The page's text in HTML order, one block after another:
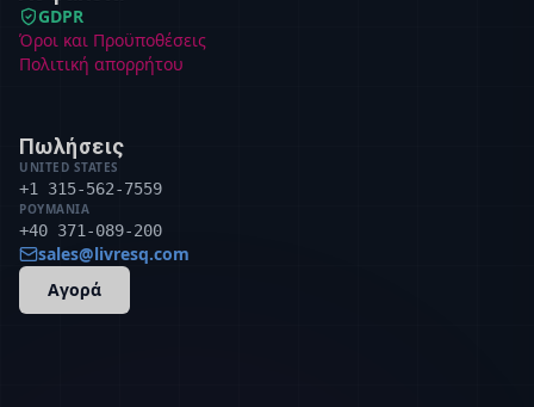
GDPR
Όροι και Προϋποθέσεις
Πολιτική απορρήτου
Πωλήσεις
UNITED STATES
+1 315-562-7559
ΡΟΥΜΑΝΊΑ
+40 371-089-200
sales@livresq.com
Αγορά